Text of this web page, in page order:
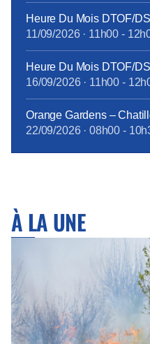
Heure Du Mois DTOF/
11/09/2026· 11h00 -
Heure Du Mois DTOF/
16/09/2026· 11h00 -
Orange Gardens –
22/09/2026· 08h00 -
À LA UNE